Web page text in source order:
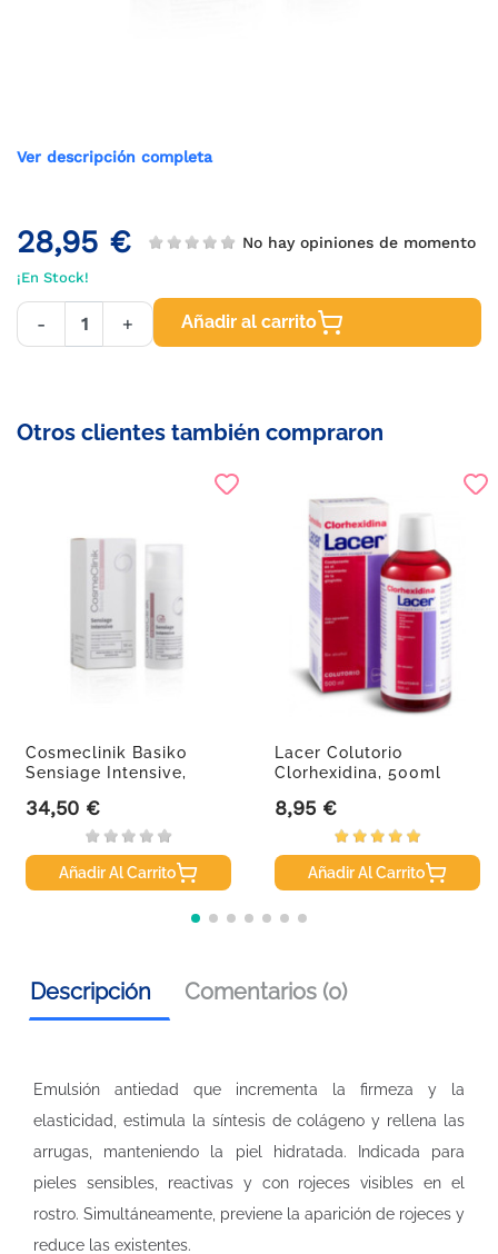
Ver descripción completa
28,95 € No hay opiniones de momento
¡En Stock!
- + Añadir al carrito
Otros clientes también compraron
Cosmeclinik Basiko
Sensiage Intensive,
Precio
34,50 €
Añadir Al Carrito
Lacer Colutorio
Clorhexidina, 500ml
Precio
8,95 €
Añadir Al Carrito
Descripción Comentarios (0)
Emulsión antiedad que incrementa la firmeza y la
elasticidad, estimula la síntesis de colágeno y rellena las
arrugas, manteniendo la piel hidratada. Indicada para
pieles sensibles, reactivas y con rojeces visibles en el
rostro. Simultáneamente, previene la aparición de rojeces y
reduce las existentes.